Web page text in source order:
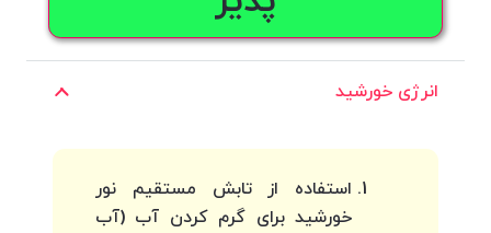
انرژی خورشید
استفاده از تابش مستقیم نور
خورشید برای گرم کردن آب (آب